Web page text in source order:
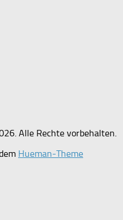
Alle Rechte vorbehalten.
Hueman-Theme